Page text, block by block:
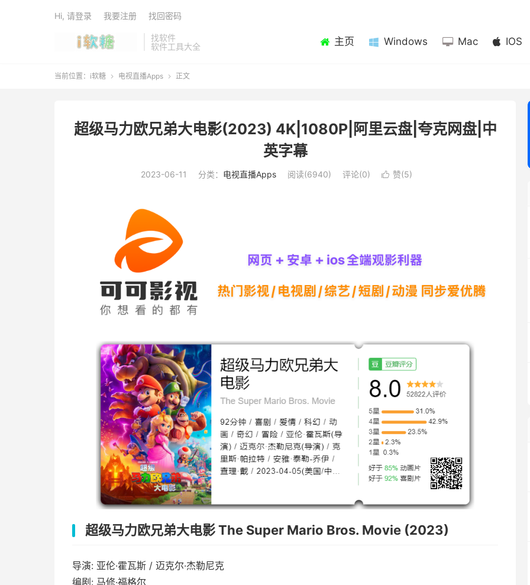
找软件
软件工具大全
主页 Windows Mac IOS
Hi, 请登录 我要注册 找回密码
当前位置： i软糖  电视直播Apps  正文
超级马力欧兄弟大电影(2023) 4K|1080P|阿里云盘|夸克网盘|中
英字幕
2023-06-11 分类： 电视直播Apps 阅读(6940) 评论(0)  赞(5)
超级马力欧兄弟大电影 The Super Mario Bros. Movie (2023)
导演: 亚伦·霍瓦斯 / 迈克尔·杰勒尼克
编剧: 马修·福格尔